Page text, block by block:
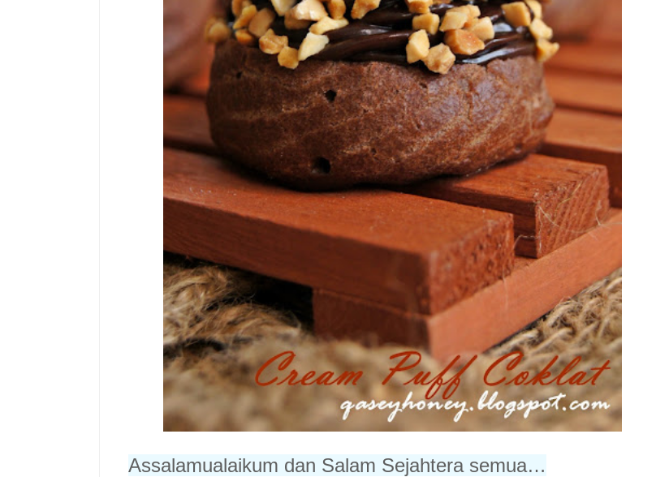
Assalamualaikum dan Salam Sejahtera semua…